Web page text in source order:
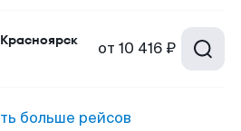
Красноярск от 10 416 ₽
больше рейсов